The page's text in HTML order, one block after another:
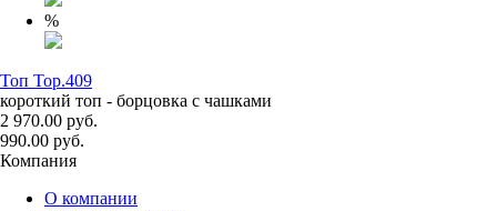
%
Топ Top.409
короткий топ - борцовка с чашками
2 970.00 руб.
990.00 руб.
Компания
О компании